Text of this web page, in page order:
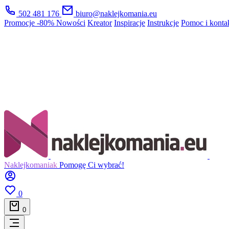
502 481 176
biuro@naklejkomania.eu
Promocje -80% Nowości Kreator Inspiracje Instrukcje Pomoc i
Naklejkomaniak Pomogę Ci wybrać!
0
0